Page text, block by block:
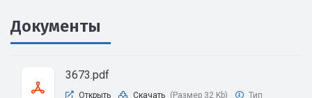
Документы
3673.pdf
Открыть Скачать (Размер 32 Kb)
Тип